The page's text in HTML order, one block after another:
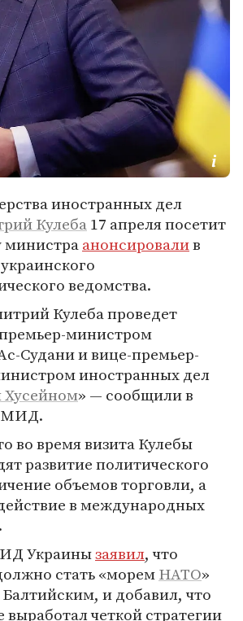
иностранных дел
Кулеба17 апреля посетит
министраанонсировалив
ведомства.
Кулеба проведет
министром
Судани и вице-премьер-
иностранных дел
» — сообщили в
МИД.
во время визита Кулебы
развитие политического
объемов торговли, а
в международных
Украинызаявил, что
стать «моремНАТО»
и добавил, что
выработал четкой стратегии